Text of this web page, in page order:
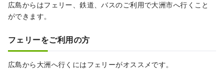
広島からはフェリー、鉄道、バスのご利用で大洲市へ行くこと
ができます。
フェリーをご利用の方
広島から大洲へ行くにはフェリーがオススメです。